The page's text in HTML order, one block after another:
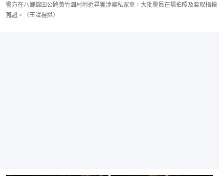
警方在八鄉錦田公路黃竹園村附近尋獲涉案私家車，大批警員在場拍照及套取指模
蒐證。（王譯揚攝）